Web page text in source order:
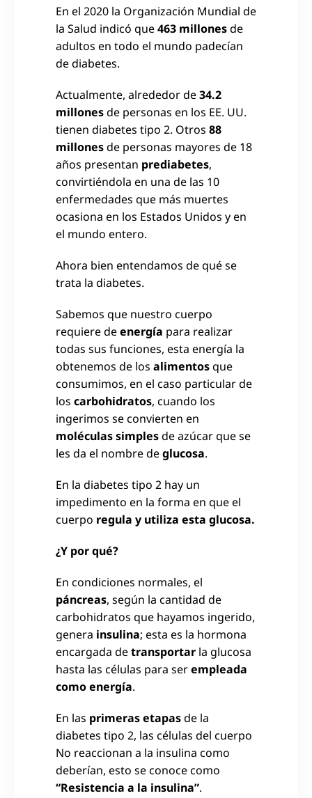
En el 2020 la Organización Mundial de
la Salud indicó que463 millonesde
adultos en todo el mundo padecían
de diabetes.
Actualmente, alrededor de34.2
millonesde personas en los EE. UU.
tienen diabetes tipo 2. Otros 88
millonesde personas mayores de 18
años presentan prediabetes,
convirtiéndola en una de las 10
enfermedades que más muertes
ocasiona en los Estados Unidos y en
el mundo entero.
Ahora bien entendamos de qué se
trata la diabetes.
Sabemos que nuestro cuerpo
requiere deenergía para realizar
todas sus funciones, esta energía la
obtenemos de los alimentosque
consumimos, en el caso particular de
los carbohidratos, cuando los
ingerimos se convierten en
moléculas simplesde azúcar que se
les da el nombre deglucosa.
En la diabetes tipo 2 hay un
impedimento en la forma en que el
cuerpo regula y utiliza esta glucosa.
¿Y por qué?
En condiciones normales, el
páncreas, según la cantidad de
carbohidratos que hayamos ingerido,
genera insulina; esta es la hormona
encargada detransportar la glucosa
hasta las células para serempleada
como energía.
En las primeras etapasde la
diabetes tipo 2, las células del cuerpo
No reaccionan a la insulina como
deberían, esto se conoce como
“Resistencia a la insulina”.